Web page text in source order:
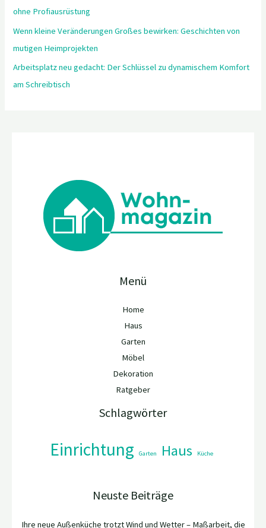
ohne Profiausrüstung
Wenn kleine Veränderungen Großes bewirken: Geschichten von
mutigen Heimprojekten
Arbeitsplatz neu gedacht: Der Schlüssel zu dynamischem Komfort
am Schreibtisch
Menü
Home
Haus
Garten
Möbel
Dekoration
Ratgeber
Schlagwörter
Einrichtung Garten Haus Küche
Neuste Beiträge
Ihre neue Außenküche trotzt Wind und Wetter – Maßarbeit, die